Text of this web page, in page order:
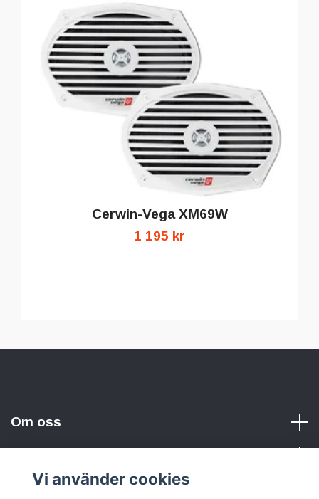
Cerwin-Vega XM69W
1 195 kr
Om oss
Sociala medier
Vi använder cookies